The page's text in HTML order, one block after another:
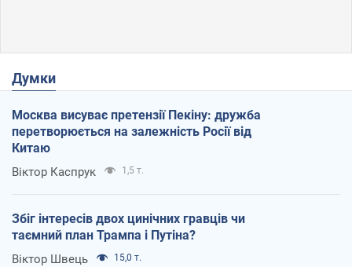
Думки
Москва висуває претензії Пекіну: дружба
перетворюється на залежність Росії від
Китаю
Віктор Каспрук 1,5 т.
Збіг інтересів двох цинічних гравців чи
таємний план Трампа і Путіна?
Віктор Швець 15,0 т.